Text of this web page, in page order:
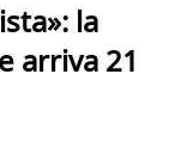
la
arriva 21